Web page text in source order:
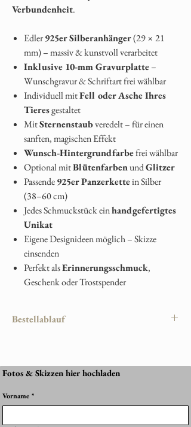
Verbundenheit.
Edler925er Silberanhänger(29 × 21
mm) – massiv & kunstvoll verarbeitet
Inklusive 10‑mm Gravurplatte–
Wunschgravur & Schriftart frei wählbar
Individuell mitFell oder Asche Ihres
Tieresgestaltet
MitSternenstaubveredelt – für einen
sanften, magischen Effekt
Wunsch‑Hintergrundfarbefrei wählbar
Optional mitBlütenfarbenundGlitzer
Passende925er Panzerkettein Silber
(38–60 cm)
Jedes Schmuckstück einhandgefertigtes
Unikat
Eigene Designideen möglich – Skizze
einsenden
Perfekt alsErinnerungsschmuck,
Geschenk oder Trostspender
Bestellablauf
ab:
Wählen Sie Ihr gewünschtes Schmuckstück im
Fotos & Skizzen hier hochladen
Vorname *